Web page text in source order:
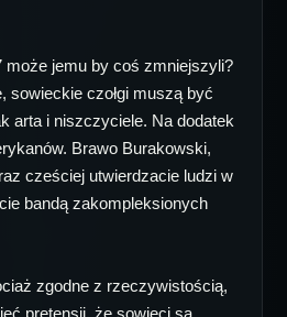
może jemu by coś zmniejszyli?
sowieckie czołgi muszą być
arta i niszczyciele. Na dodatek
Brawo Burakowski,
cześciej utwierdzacie ludzi w
bandą zakompleksionych
zgodne z rzeczywistością,
pretensji, że sowieci są